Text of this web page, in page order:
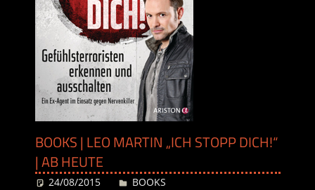
BOOKS | LEO MARTIN „ICH STOPP DICH!“
| AB HEUTE
24/08/2015 Desiree
BOOKS